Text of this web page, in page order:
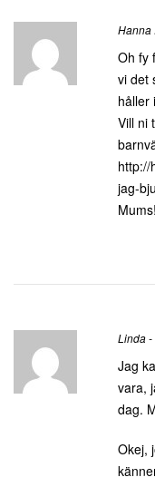
Hanna
Oh fy
vi det
håller
Vill ni
http://
jag-
Mums!
Linda -
Jag
vara,
dag.
Okej,